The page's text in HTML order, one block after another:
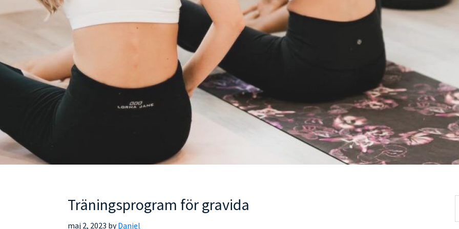
Träningsprogram för gravida
maj 2, 2023 byDaniel